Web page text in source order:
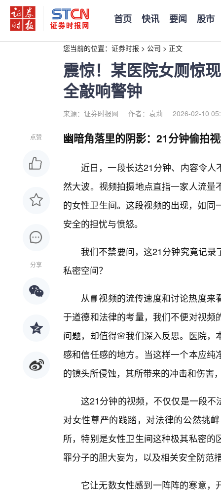
首页 快讯 要闻 股市
您当前的位置： 证券时报 > 公司 > 正文
震惊！某医院女厕惊
全敲响警钟
来源：证券时报网 作者：袁莉 2026-02-10
点赞
分享
幽暗角落里的阴影：21分钟偷拍
近日，一段长达21分钟、内容令
然大波。视频拍摄地点直指一家人流
的女性卫生间。这段视频的出现，如
安全的担忧与愤怒。
我们不禁要问，这21分钟究竟记
私密空间？
从📘视频的流传速度和讨论热度
于道德和法律的考量，我们不便对视
问题，却值得🌸我们深入反思。医院
感和信任感的地方。当这样一个本应
的镜头所侵蚀，其所带来的冲击和伤害
这21分钟的视频，不仅仅是一段
对女性尊严的践踏，对法律的公然挑
所，特别是女性卫生间这种极其私密
罪分子的胆大妄为，以及相关安全防范
它让无数女性感到一阵阵的寒意